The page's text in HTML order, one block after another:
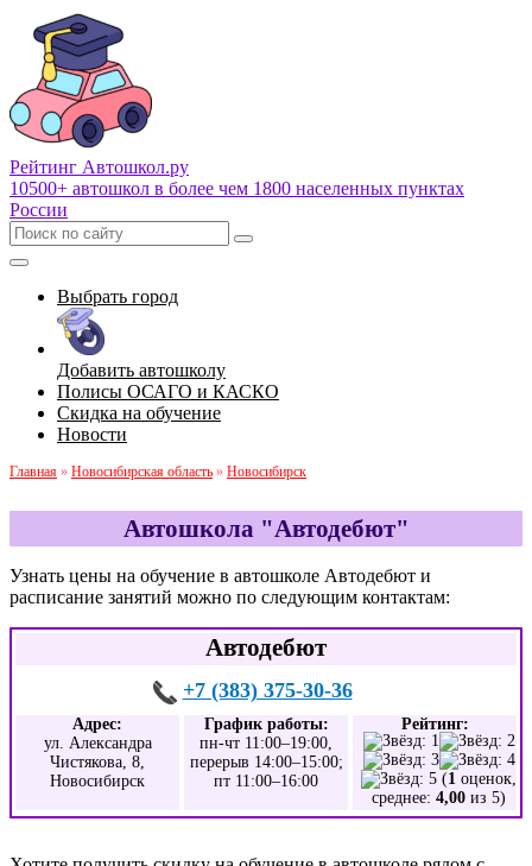
Рейтинг Автошкол.ру
10500+ автошкол в более чем 1800 населенных пунктах
России
Выбрать город
Добавить автошколу
Полисы ОСАГО и КАСКО
Скидка на обучение
Новости
Главная » Новосибирская область » Новосибирск
Автошкола "Автодебют"
Узнать цены на обучение в автошколе Автодебют и
расписание занятий можно по следующим контактам:
Автодебют
+7 (383) 375-30-36
Адрес:
ул. Александра
Чистякова, 8,
Новосибирск
График работы:
пн-чт 11:00–19:00,
перерыв 14:00–15:00;
пт 11:00–16:00
Рейтинг:
(1 оценок,
среднее: 4,00 из 5)